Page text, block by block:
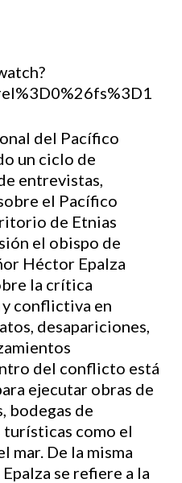
del Pacífico
un ciclo de
entrevistas,
el Pacífico
de Etnias
el obispo de
Héctor Epalza
la crítica
conflictiva en
desapariciones,
del conflicto está
ejecutar obras de
bodegas de
como el
mar. De la misma
se refiere a la